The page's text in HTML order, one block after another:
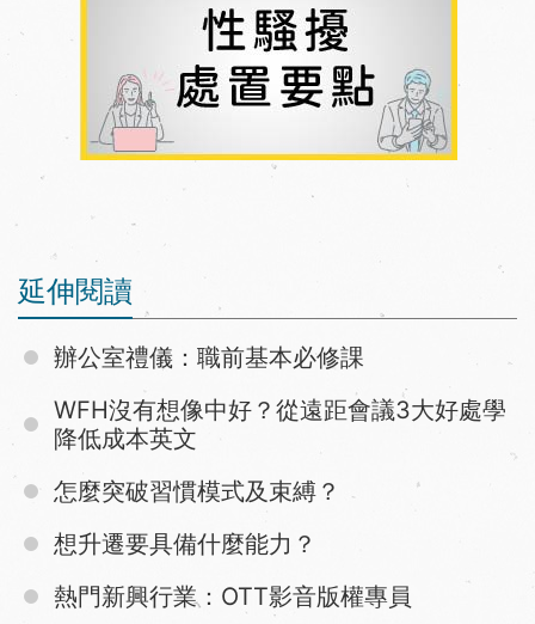
延伸閱讀
辦公室禮儀：職前基本必修課
WFH沒有想像中好？從遠距會議3大好處學
降低成本英文
怎麼突破習慣模式及束縛？
想升遷要具備什麼能力？
熱門新興行業：OTT影音版權專員